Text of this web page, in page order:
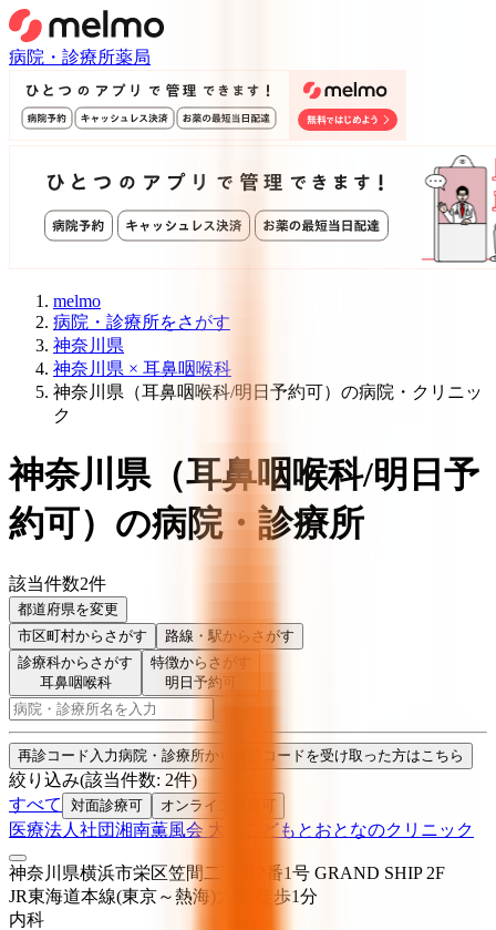
病院・診療所薬局
melmo
病院・診療所をさがす
神奈川県
神奈川県 × 耳鼻咽喉科
神奈川県（耳鼻咽喉科/明日予約可）の病院・クリニッ
ク
神奈川県（耳鼻咽喉科/明日予
約可） の病院・診療所
該当件数2件
都道府県を変更
市区町村からさがす 路線・駅からさがす
診療科からさがす
耳鼻咽喉科
特徴からさがす
明日予約可
再診コード入力病院・診療所から再診コードを受け取った方はこちら
絞り込み(該当件数: 2件)
すべて
対面診療可 オンライン診療可
医療法人社団湘南薫風会 大船こどもとおとなのクリニック
神奈川県横浜市栄区笠間二丁目2番1号 GRAND SHIP 2F
JR東海道本線(東京～熱海)
徒歩1分
内科